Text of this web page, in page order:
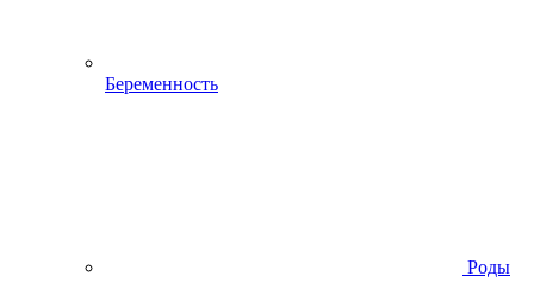
Беременность
Роды